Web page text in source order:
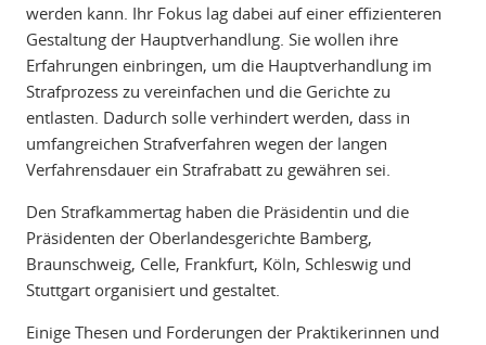
werden kann. Ihr Fokus lag dabei auf einer effizienteren
Gestaltung der Hauptverhandlung. Sie wollen ihre
Erfahrungen einbringen, um die Hauptverhandlung im
Strafprozess zu vereinfachen und die Gerichte zu
entlasten. Dadurch solle verhindert werden, dass in
umfangreichen Strafverfahren wegen der langen
Verfahrensdauer ein Strafrabatt zu gewähren sei.
Den Strafkammertag haben die Präsidentin und die
Präsidenten der Oberlandesgerichte Bamberg,
Braunschweig, Celle, Frankfurt, Köln, Schleswig und
Stuttgart organisiert und gestaltet.
Einige Thesen und Forderungen der Praktikerinnen und